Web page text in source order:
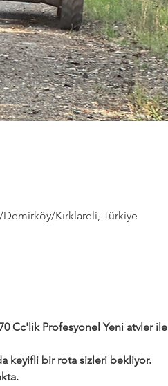
Kırklareli, Türkiye
Cc'lik Profesyonel Yeni atvler ile
keyifli bir rota sizleri bekliyor.